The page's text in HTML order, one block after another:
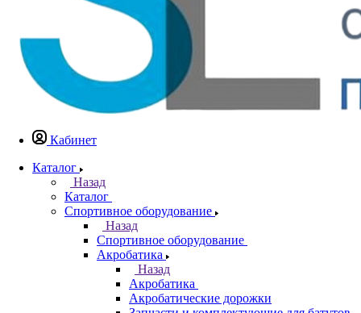
Кабинет
Каталог
Назад
Каталог
Спортивное оборудование
Назад
Спортивное оборудование
Акробатика
Назад
Акробатика
Акробатические дорожки